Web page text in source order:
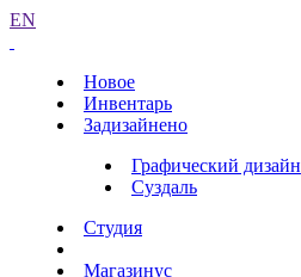
EN
Новое
Инвентарь
Задизайнено
Графический дизайн
Суздаль
Студия
Магазинус